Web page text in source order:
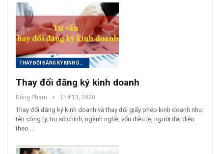
THAY ĐỔI ĐĂNG KÝ KINH DOANH
Thay đổi đăng ký kinh doanh
Đông Phạm Th4 13, 2020
Thay đổi đăng ký kinh doanh và thay đổi giấy phép kinh doanh như:
tên công ty, trụ sở chính, ngành nghề, vốn điều lệ, người đại diện
theo ...